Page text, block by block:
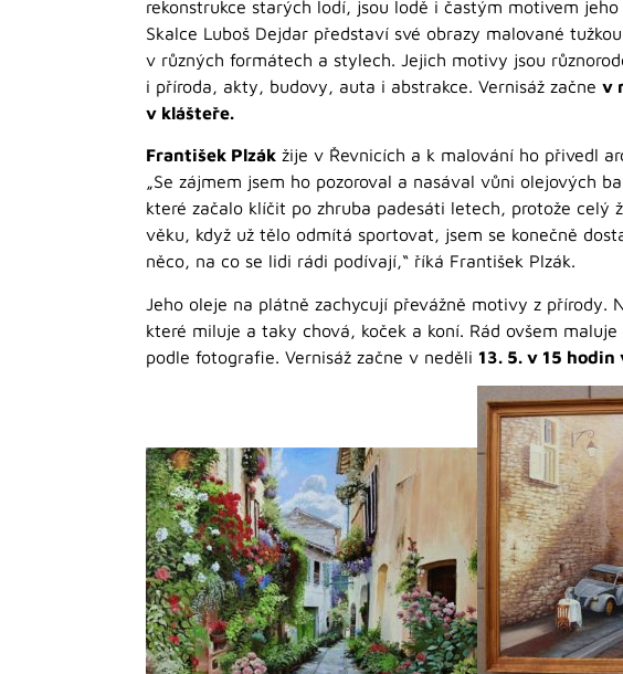
rekonstrukce starých lodí, jsou lodě i častým motivem
Skalce Luboš Dejdar představí své obrazy malované
v různých formátech a stylech. Jejich motivy jsou
i příroda, akty, budovy, auta i abstrakce. Vernisáž začne v
v klášteře.
František Plzák žije v Řevnicích a k malování ho přivedl
„Se zájmem jsem ho pozoroval a nasával vůni olejových
které začalo klíčit po zhruba padesáti letech, protože
věku, když už tělo odmítá sportovat, jsem se konečně
něco, na co se lidi rádi podívají,“ říká František Plzák.
Jeho oleje na plátně zachycují převážně motivy z přírody.
které miluje a taky chová, koček a koní. Rád ovšem
podle fotografie. Vernisáž začne v neděli 13. 5. v 15 hodin